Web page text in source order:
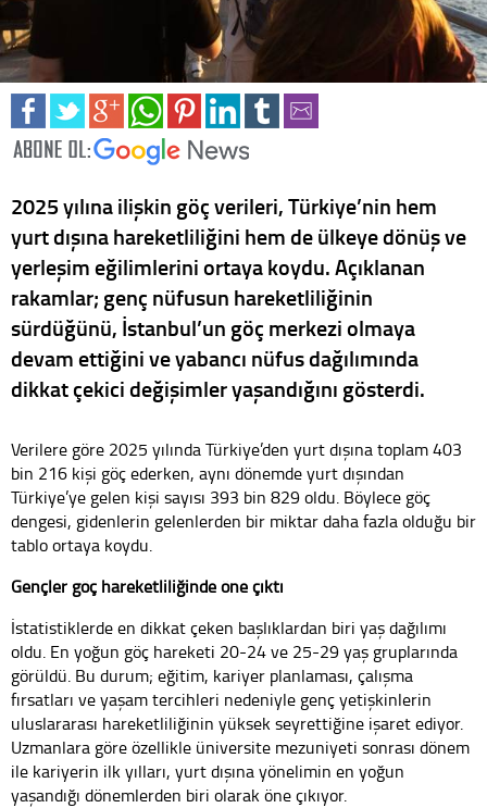
2025 yılına ilişkin göç verileri, Türkiye’nin hem
yurt dışına hareketliliğini hem de ülkeye dönüş ve
yerleşim eğilimlerini ortaya koydu. Açıklanan
rakamlar; genç nüfusun hareketliliğinin
sürdüğünü, İstanbul’un göç merkezi olmaya
devam ettiğini ve yabancı nüfus dağılımında
dikkat çekici değişimler yaşandığını gösterdi.
Verilere göre 2025 yılında Türkiye’den yurt dışına toplam 403
bin 216 kişi göç ederken, aynı dönemde yurt dışından
Türkiye’ye gelen kişi sayısı 393 bin 829 oldu. Böylece göç
dengesi, gidenlerin gelenlerden bir miktar daha fazla olduğu bir
tablo ortaya koydu.
Gençler göç hareketliliğinde öne çıktı
İstatistiklerde en dikkat çeken başlıklardan biri yaş dağılımı
oldu. En yoğun göç hareketi 20-24 ve 25-29 yaş gruplarında
görüldü. Bu durum; eğitim, kariyer planlaması, çalışma
fırsatları ve yaşam tercihleri nedeniyle genç yetişkinlerin
uluslararası hareketliliğinin yüksek seyrettiğine işaret ediyor.
Uzmanlara göre özellikle üniversite mezuniyeti sonrası dönem
ile kariyerin ilk yılları, yurt dışına yönelimin en yoğun
yaşandığı dönemlerden biri olarak öne çıkıyor.